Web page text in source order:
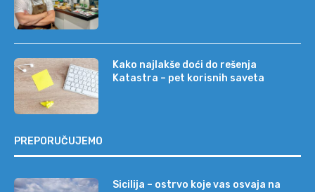
Kako najlakše doći do rešenja
Katastra – pet korisnih saveta
PREPORUČUJEMO
Sicilija – ostrvo koje vas osvaja na